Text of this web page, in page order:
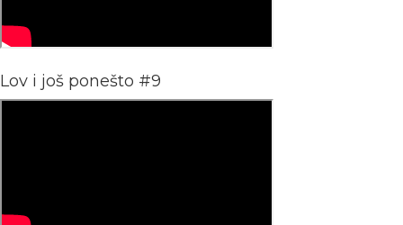
Lov i još ponešto #9